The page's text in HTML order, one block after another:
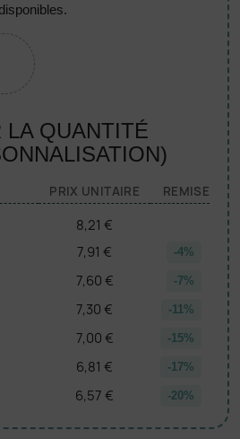
LA QUANTITÉ
PRIX UNITAIRE REMISE
8,21 €
7,91 € -4%
7,60 € -7%
7,30 € -11%
7,00 € -15%
6,81 € -17%
6,57 € -20%